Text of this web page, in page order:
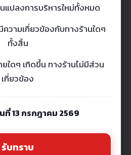
แปลงการบริหารใหม่ทั้งหมด
ความเกี่ยวข้องกับทางร้านใดๆ
ทั้งสิ้น
ใดๆ เกิดขึ้น ทางร้านไม่มีส่วน
เกี่ยวข้อง
13 กรกฎาคม 2569
รับทราบ